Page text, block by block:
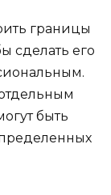
границы
сделать его
быть